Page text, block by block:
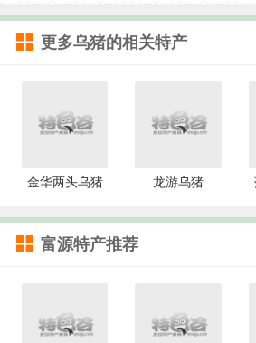
更多乌猪的相关特产
金华两头乌猪 龙游乌猪
富源特产推荐